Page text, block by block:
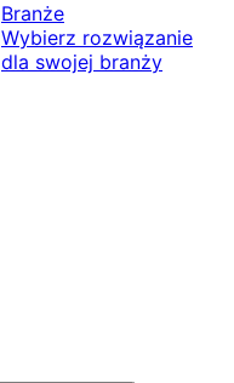
Branże
Wybierz rozwiązanie
dla swojej branży